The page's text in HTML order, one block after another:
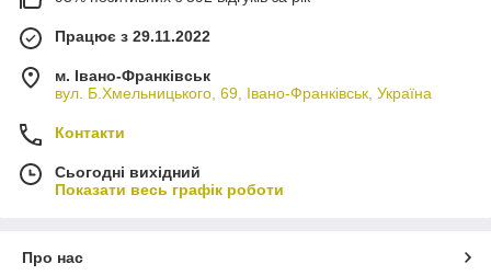
Працює з 29.11.2022
м. Івано-Франківськ
вул. Б.Хмельницького, 69, Івано-Франківськ, Україна
Контакти
Сьогодні вихідний
Показати весь графік роботи
Про нас